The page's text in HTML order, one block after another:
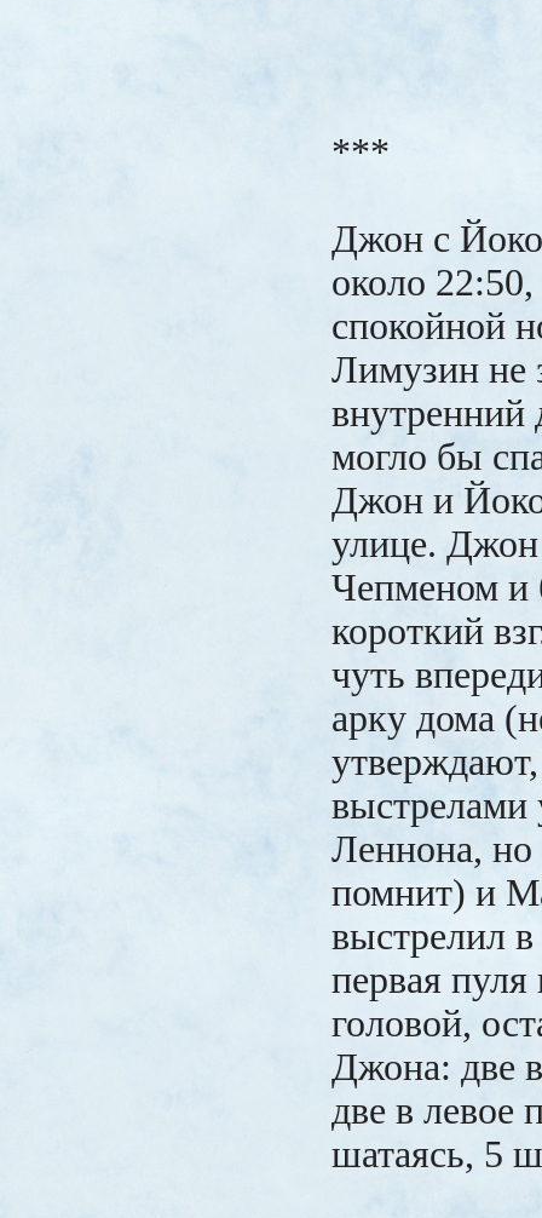
***
Джон с
около
спокойной
Лимузин не
внутренний
могло бы
Джон и
улице. Джон
Чепменом и
короткий
чуть
арку дома
выстрелами
Леннона, но
помнит) и
выстрелил
первая
головой,
Джона: две
две в левое
шатаясь, 5